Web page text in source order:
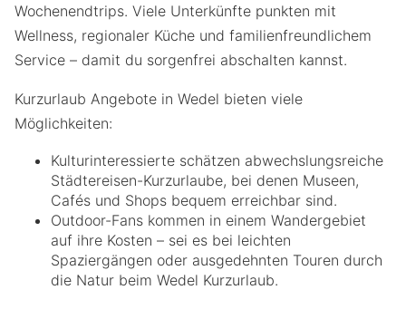
Wochenendtrips. Viele Unterkünfte punkten mit
Wellness, regionaler Küche und familienfreundlichem
Service – damit du sorgenfrei abschalten kannst.
Kurzurlaub Angebote in Wedel bieten viele
Möglichkeiten:
Kulturinteressierte schätzen abwechslungsreiche
Städtereisen-Kurzurlaube, bei denen Museen,
Cafés und Shops bequem erreichbar sind.
Outdoor-Fans kommen in einem Wandergebiet
auf ihre Kosten – sei es bei leichten
Spaziergängen oder ausgedehnten Touren durch
die Natur beim Wedel Kurzurlaub.